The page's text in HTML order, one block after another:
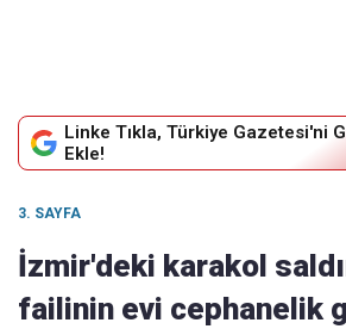
Linke Tıkla, Türkiye Gazetesi'ni
Ekle!
3. SAYFA
İzmir'deki karakol
failinin evi cephanelik